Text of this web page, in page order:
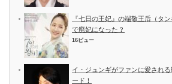
『七日の王妃』の端敬王后（タ
で廃妃になった？
16ビュー
イ・ジュンギがファンに愛され
ード！